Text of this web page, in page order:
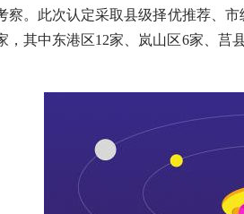
察。此次认定采取县级择优推荐、
，其中东港区12家、岚山区6家、莒